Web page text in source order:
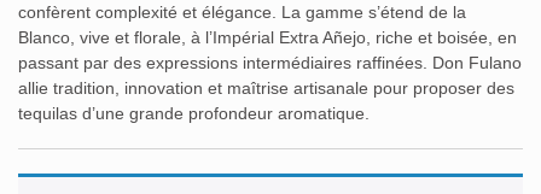
confèrent complexité et élégance. La gamme s’étend de la
Blanco, vive et florale, à l’Impérial Extra Añejo, riche et boisée, en
passant par des expressions intermédiaires raffinées. Don Fulano
allie tradition, innovation et maîtrise artisanale pour proposer des
tequilas d’une grande profondeur aromatique.